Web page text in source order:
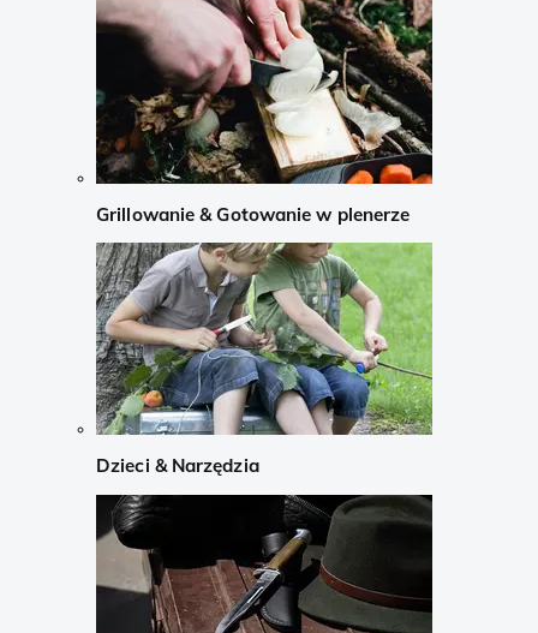
Grillowanie & Gotowanie w plenerze
Dzieci & Narzędzia